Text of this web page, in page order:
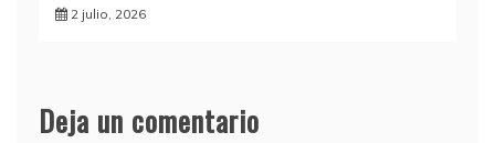
2 julio, 2026
Deja un comentario